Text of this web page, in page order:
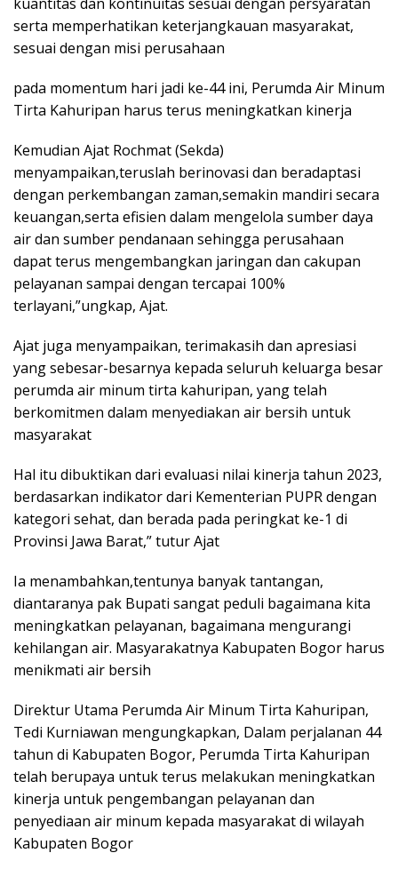
kuantitas dan kontinuitas sesuai dengan persyaratan
serta memperhatikan keterjangkauan masyarakat,
sesuai dengan misi perusahaan
pada momentum hari jadi ke-44 ini, Perumda Air Minum
Tirta Kahuripan harus terus meningkatkan kinerja
Kemudian Ajat Rochmat (Sekda)
menyampaikan,teruslah berinovasi dan beradaptasi
dengan perkembangan zaman,semakin mandiri secara
keuangan,serta efisien dalam mengelola sumber daya
air dan sumber pendanaan sehingga perusahaan
dapat terus mengembangkan jaringan dan cakupan
pelayanan sampai dengan tercapai 100%
terlayani,”ungkap, Ajat.
Ajat juga menyampaikan, terimakasih dan apresiasi
yang sebesar-besarnya kepada seluruh keluarga besar
perumda air minum tirta kahuripan, yang telah
berkomitmen dalam menyediakan air bersih untuk
masyarakat
Hal itu dibuktikan dari evaluasi nilai kinerja tahun 2023,
berdasarkan indikator dari Kementerian PUPR dengan
kategori sehat, dan berada pada peringkat ke-1 di
Provinsi Jawa Barat,” tutur Ajat
Ia menambahkan,tentunya banyak tantangan,
diantaranya pak Bupati sangat peduli bagaimana kita
meningkatkan pelayanan, bagaimana mengurangi
kehilangan air. Masyarakatnya Kabupaten Bogor harus
menikmati air bersih
Direktur Utama Perumda Air Minum Tirta Kahuripan,
Tedi Kurniawan mengungkapkan, Dalam perjalanan 44
tahun di Kabupaten Bogor, Perumda Tirta Kahuripan
telah berupaya untuk terus melakukan meningkatkan
kinerja untuk pengembangan pelayanan dan
penyediaan air minum kepada masyarakat di wilayah
Kabupaten Bogor